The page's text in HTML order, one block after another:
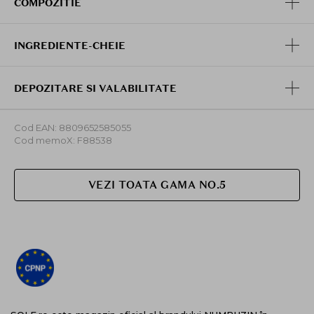
strat mai gros pentru a sustine refacerea pielii pe
INGREDIENTE-CHEIE
DEPOZITARE SI VALABILITATE
Cod EAN: 8809652585055
Cod memoX: F88538
VEZI TOATA GAMA NO.5